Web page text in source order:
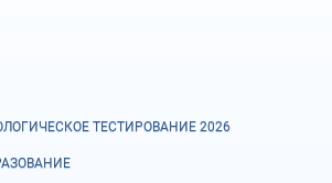
ТЕСТИРОВАНИЕ 2026